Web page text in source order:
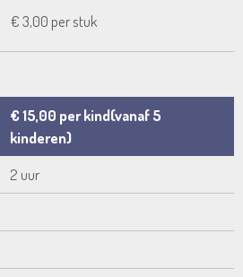
€ 3,00 per stuk
€ 15,00 per kind(vanaf 5
kinderen)
2 uur